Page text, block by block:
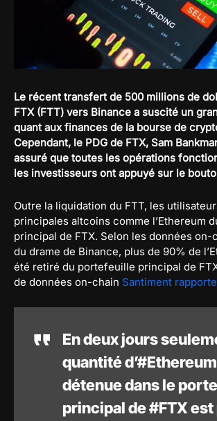
Le récent transfert de 500 millions de
FTX (FTT) vers Binance a suscité un
quant aux finances de la bourse de
Cependant, le PDG de FTX, Sam
assuré que toutes les opérations
les investisseurs ont appuyé sur le
Outre la liquidation du FTT, les
principales altcoins comme l’Ethereum
principal de FTX. Selon les données on-
du drame de Binance, plus de 90% de
été retiré du portefeuille principal de
de données on-chain Santiment rapporte
En deux jours
quantité d’#Ethereum
détenue dans le
principal de #FTX